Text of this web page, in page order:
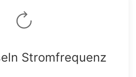
Stromfrequenz